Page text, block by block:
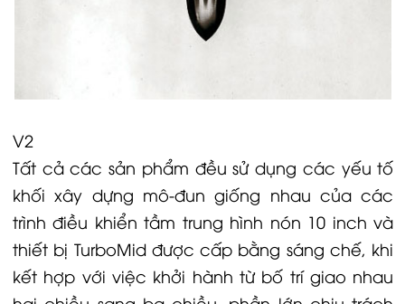
V2
Tất cả các sản phẩm đều sử dụng các yếu tố
khối xây dựng mô-đun giống nhau của các
trình điều khiển tầm trung hình nón 10 inch và
thiết bị TurboMid được cấp bằng sáng chế, khi
kết hợp với việc khởi hành từ bố trí giao nhau